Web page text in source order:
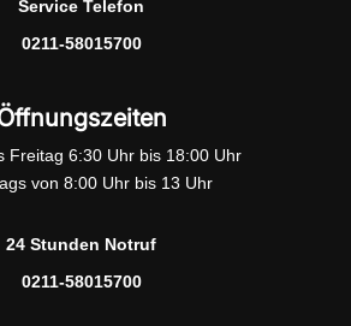
Service Telefon
0211-58015700
Freitag 6:30 Uhr bis 18:00 Uhr
von 8:00 Uhr bis 13 Uhr
24 Stunden Notruf
0211-58015700